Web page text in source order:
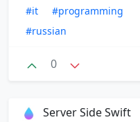
#it
#programming
#russian
0
Server Side Swift